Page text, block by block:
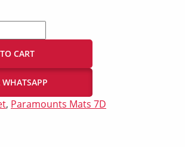
CART
, Paramounts Mats 7D